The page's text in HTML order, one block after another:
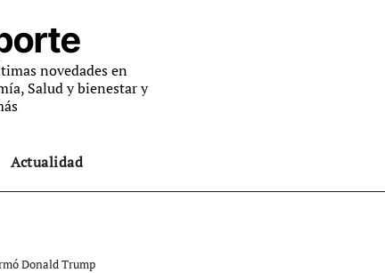
novedades en
Salud y bienestar y
Actualidad
Donald Trump